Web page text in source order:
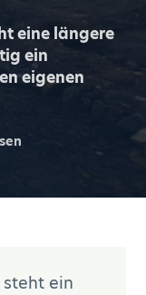
eine längere
ein
eigenen
ein